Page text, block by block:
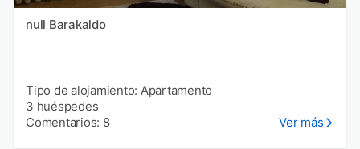
null Barakaldo
Tipo de alojamiento: Apartamento
3 huéspedes
Comentarios: 8
Ver más